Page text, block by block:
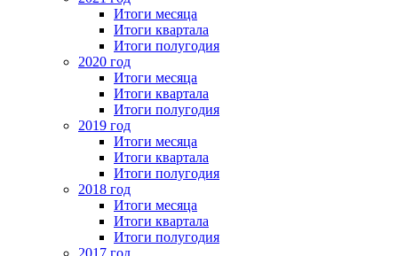
Итоги месяца
Итоги квартала
Итоги полугодия
2020 год
Итоги месяца
Итоги квартала
Итоги полугодия
2019 год
Итоги месяца
Итоги квартала
Итоги полугодия
2018 год
Итоги месяца
Итоги квартала
Итоги полугодия